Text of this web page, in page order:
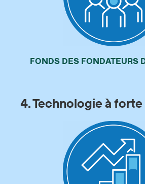
FONDS DES FONDATEURS
4. Technologie à